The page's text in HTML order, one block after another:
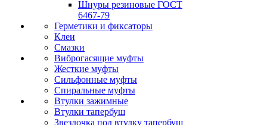
Шнуры резиновые ГОСТ
6467-79
Герметики и фиксаторы
Клеи
Смазки
Виброгасящие муфты
Жесткие муфты
Сильфонные муфты
Спиральные муфты
Втулки зажимные
Втулки тапербуш
Звездочка под втулку тапербуш